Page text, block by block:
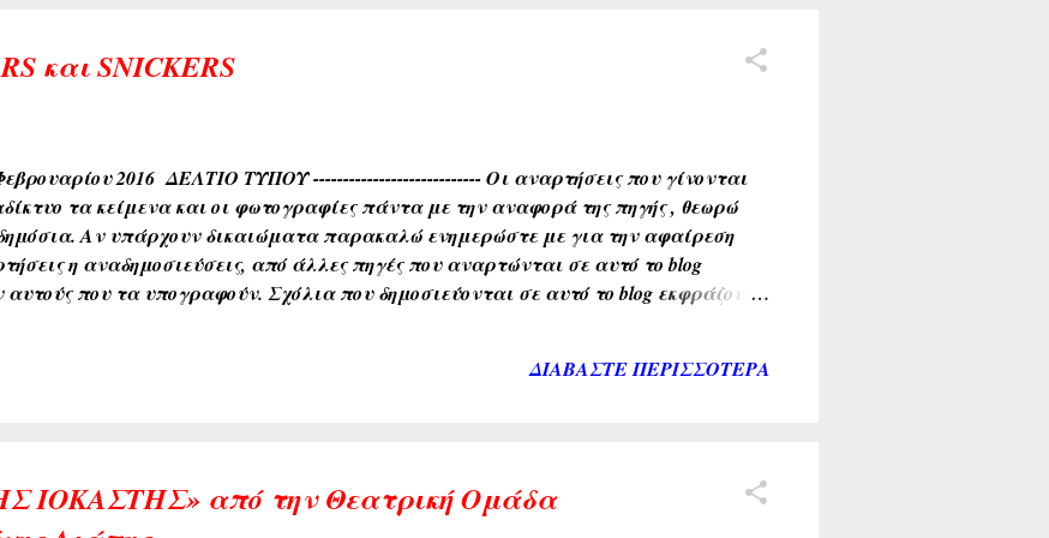
μια κανονικότητα αλλ...
και SNICKERS
2016 ΔΕΛΤΙΟ ΤΥΠΟΥ ---------------------------- Οι αναρτήσεις που γίνονται
τα κείμενα και οι φωτογραφίες πάντα με την αναφορά της πηγής , θεωρώ
Αν υπάρχουν δικαιώματα παρακαλώ ενημερώστε με για την αφαίρεση
η αναδημοσιεύσεις, από άλλες πηγές που αναρτώνται σε αυτό το blog
αυτούς που τα υπογραφούν. Σχόλια που δημοσιεύονται σε αυτό το blog εκφράζουν
ΔΙΑΒΆΣΤΕ ΠΕΡΙΣΣΌΤΕΡΑ
από την Θεατρική Ομάδα